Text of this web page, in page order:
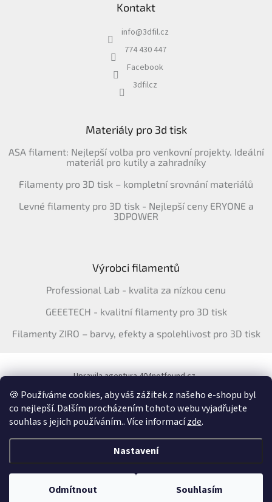
🍪 Používáme cookies, aby váš zážitek z našeho e-shopu byl
co nejlepší. Dalším procházením tohoto webu vyjadřujete
souhlas s jejich používáním.. Více informacízde.
Nastavení
Odmítnout Souhlasím
Kontakt
info@3dfil.cz
774 430 447
Facebook
3dfilcz
Materiály pro 3d tisk
ASA filament: Nejlepší volba pro venkovní projekty. Ideální
materiál pro kutily a zahradníky
Filamenty pro 3D tisk – kompletní srovnání materiálů
Levné filamenty pro 3D tisk - Nejlepší ceny ERYONE a
3DPOWER
Výrobci filamentů
Professional Lab - kvalita za nízkou cenu
GEEETECH - kvalitní filamenty pro 3D tisk
Filamenty ZIRO – barvy, efekty a spolehlivost pro 3D tisk
Upravila agentura 404notfound.cz
Katalog filamentů ERYONE pro ČR
Vytvořil Shoptet &
Copyright 2026
Upravit nastavení